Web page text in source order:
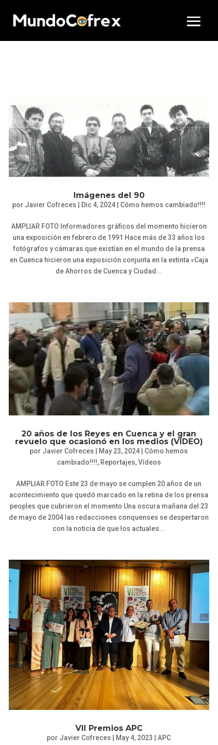
Imágenes del 90
por Javier Cofreces Dic 4, 2024 Cómo hemos cambiado!!!!
AMPLIAR FOTO Informadores gráficos del momento hicieron
una exposición en febrero de 1991 Hace más de 33 años los
fotógrafos y cámaras que existían en el mundo de la prensa
en Cuenca hicieron una exposición conjunta en la extinta «Caja
de Ahorros de Cuenca y Ciudad...
20 años de los Reyes en Cuenca y el gran
revuelo que ocasionó en los medios (VÍDEO)
por Javier Cofreces May 23, 2024
Cómo hemos
cambiado!!!!, Reportajes,Vídeos
AMPLIAR FOTO Este 23 de mayo se cumplen 20 años de un
acontecimiento que quedó marcado en la retina de los prensa
peoples que cubrieron el momento Una oscura mañana del 23
de mayo de 2004 las redacciones conquenses se despertaron
con la noticia de que los actuales...
VII Premios APC
por Javier Cofreces May 4, 2023 |APC